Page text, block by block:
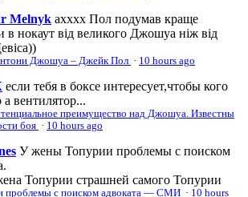
Melnyk ахххх Пол подумав краще
в нокаут від великого Джошуа ніж від
Джошуа – Джейк Пол · 10 hours ago
если тебя в боксе интересует,чтобы кого
а вентилятор...
преимущество над Джошуа. Известны
боя · 10 hours ago
У жены Топурии проблемы с поиском
Топурии страшней самого Топурии
проблемы с поиском адвоката — СМИ · 10 hours